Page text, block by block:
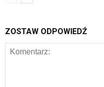
ZOSTAW ODPOWIEDŹ